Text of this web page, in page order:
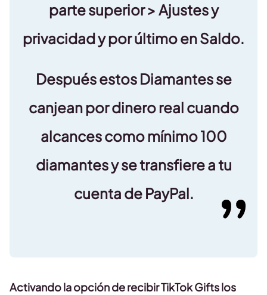
parte superior > Ajustes y
privacidad y por último en Saldo.
Después estos Diamantes se
canjean por dinero real cuando
alcances como mínimo 100
diamantes y se transfiere a tu
cuenta de PayPal.
Activando la opción de recibir TikTok Gifts los